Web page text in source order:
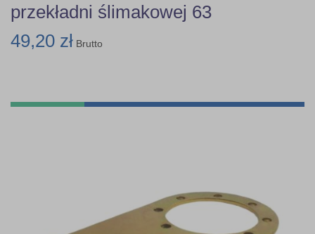
przekładni ślimakowej 63
49,20 zł Brutto